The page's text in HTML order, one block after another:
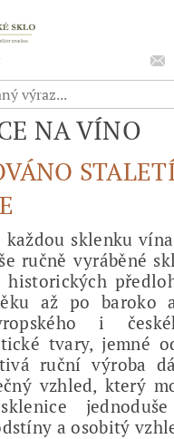
NA VÍNO
každou sklenku
ručně vyráběné
historických
až po baroko
i
tvary, jemné
ruční výroba
vzhled, který
a osobitý